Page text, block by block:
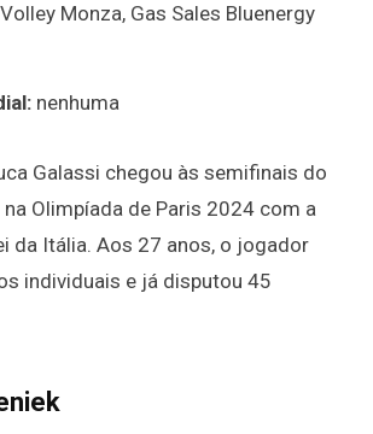
Monza, Gas Sales Bluenergy
nenhuma
Galassi chegou às semifinais do
Olimpíada de Paris 2024 com a
da Itália. Aos 27 anos, o jogador
individuais e já disputou 45